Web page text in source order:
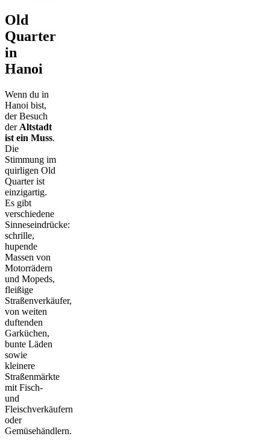
Old
Quarter
in
Hanoi
Wenn du in
Hanoi bist,
der Besuch
der Altstadt
ist ein Muss.
Die
Stimmung im
quirligen Old
Quarter ist
einzigartig.
Es gibt
verschiedene
Sinneseindrücke:
schrille,
hupende
Massen von
Motorrädern
und Mopeds,
fleißige
Straßenverkäufer,
von weiten
duftenden
Garküchen,
bunte Läden
sowie
kleinere
Straßenmärkte
mit Fisch-
und
Fleischverkäufern
oder
Gemüsehändlern.